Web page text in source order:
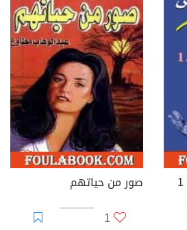
صور من حياتهم
1